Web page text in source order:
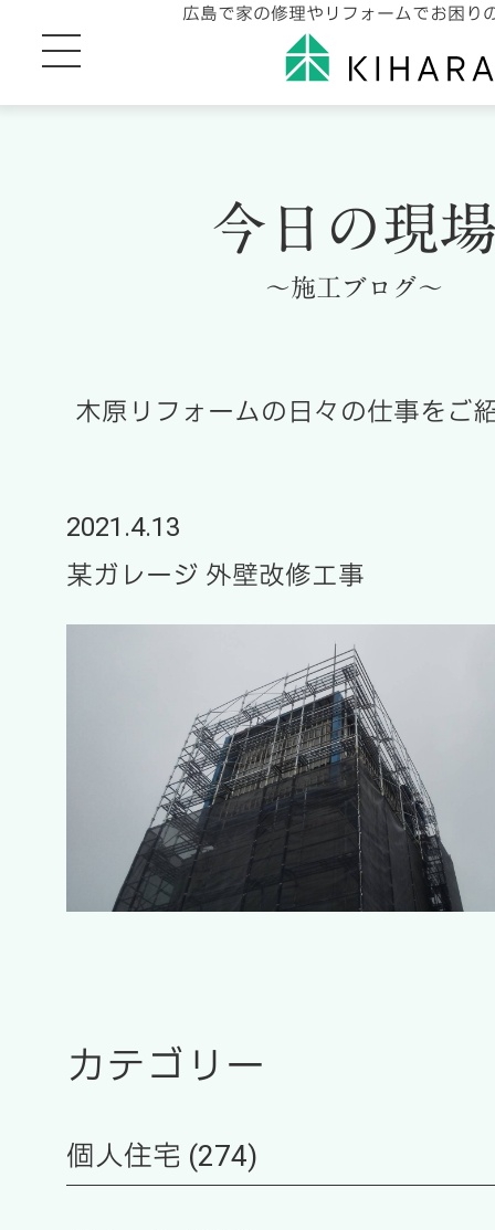
広島で家の修理やリフォームでお困り
今日の現
～施工ブログ～
木原リフォームの日々の仕事をご
2021.4.13
某ガレージ 外壁改修工事
カテゴリー
個人住宅 (274)